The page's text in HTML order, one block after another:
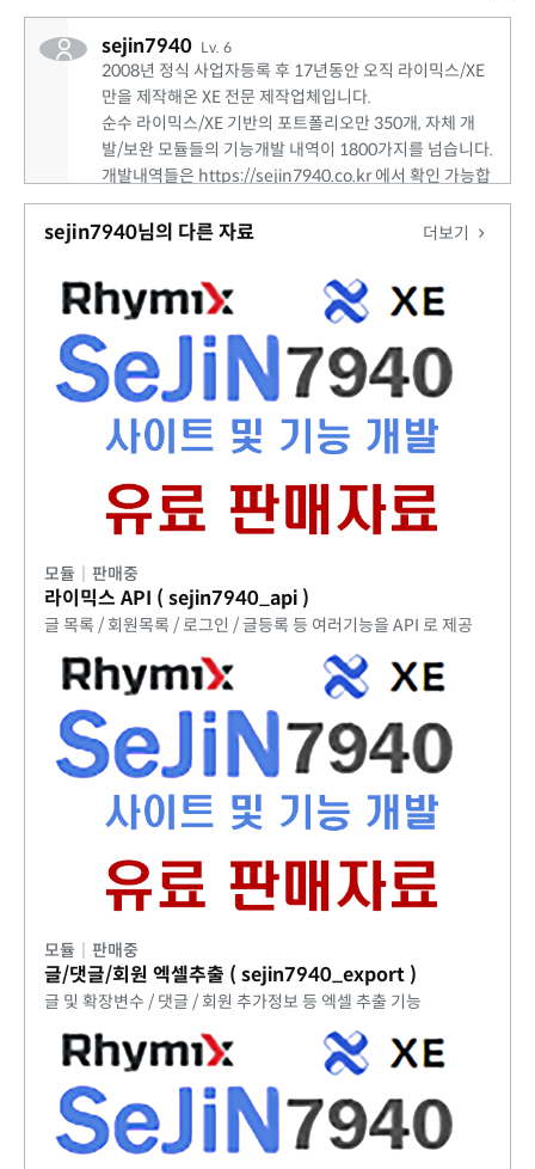
sejin7940 Lv. 6
2008년 정식 사업자등록 후 17년동안 오직 라이믹스/XE
만을 제작해온 XE 전문 제작업체입니다.
순수 라이믹스/XE 기반의 포트폴리오만 350개, 자체 개
발/보완 모듈들의 기능개발 내역이 1800가지를 넘습니다.
개발내역들은 https://sejin7940.co.kr 에서 확인 가능합
니다. 라이믹스/XE 개발 의뢰 주시면 어떤 기능이든 개발
해드립니다!
sejin7940님의 다른 자료 더보기
모듈 판매중
라이믹스 API ( sejin7940_api )
글 목록 / 회원목록 / 로그인 / 글등록 등 여러기능을 API 로 제공
모듈 판매중
글/댓글/회원 엑셀추출 ( sejin7940_export )
글 및 확장변수 / 댓글 / 회원 추가정보 등 엑셀 추출 기능